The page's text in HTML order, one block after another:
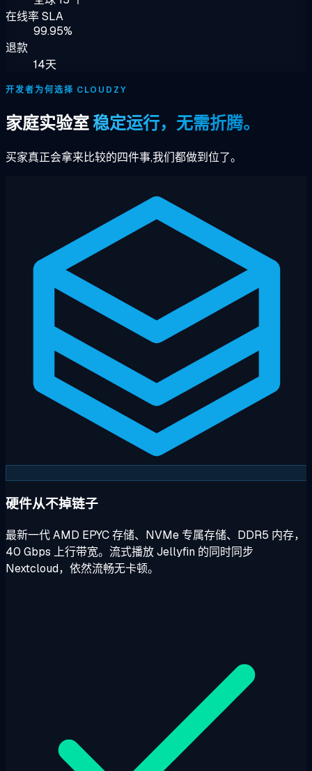
在线率 SLA
99.95%
退款
14天
开发者为何选择 CLOUDZY
家庭实验室稳定运行，无需折腾。
买家真正会拿来比较的四件事,我们都做到位了。
硬件从不掉链子
最新一代 AMD EPYC 存储、NVMe 专属存储、DDR5 内存，
40 Gbps 上行带宽。流式播放 Jellyfin 的同时同步
Nextcloud，依然流畅无卡顿。